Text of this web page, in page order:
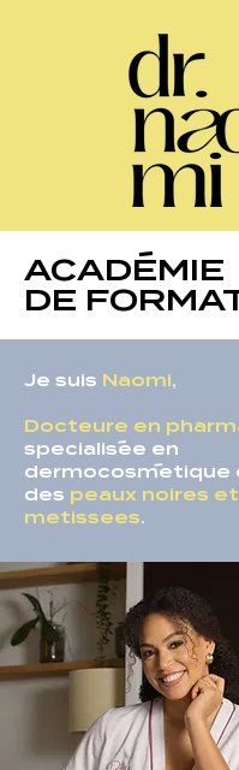
ACADEMIE
DE
-
Je suis Naomi,
Docteure en
specialisee en
dermocosmetique
des peaux noires et
metissees.
-
-